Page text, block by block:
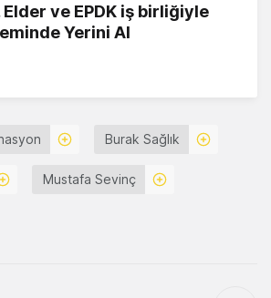
ve EPDK iş birliğiyle
Yerini Al
Burak Sağlık
Mustafa Sevinç